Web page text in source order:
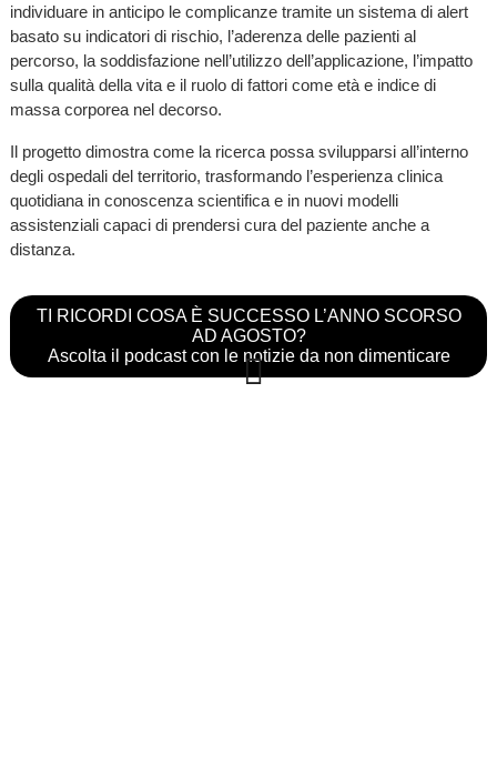
individuare in anticipo le complicanze tramite un sistema di alert
basato su indicatori di rischio, l’aderenza delle pazienti al
percorso, la soddisfazione nell’utilizzo dell’applicazione, l’impatto
sulla qualità della vita e il ruolo di fattori come età e indice di
massa corporea nel decorso.
Il progetto dimostra come la ricerca possa svilupparsi all’interno
degli ospedali del territorio, trasformando l’esperienza clinica
quotidiana in conoscenza scientifica e in nuovi modelli
assistenziali capaci di prendersi cura del paziente anche a
distanza.
TI RICORDI COSA È SUCCESSO L’ANNO SCORSO
AD AGOSTO?
Ascolta il podcast con le notizie da non dimenticare